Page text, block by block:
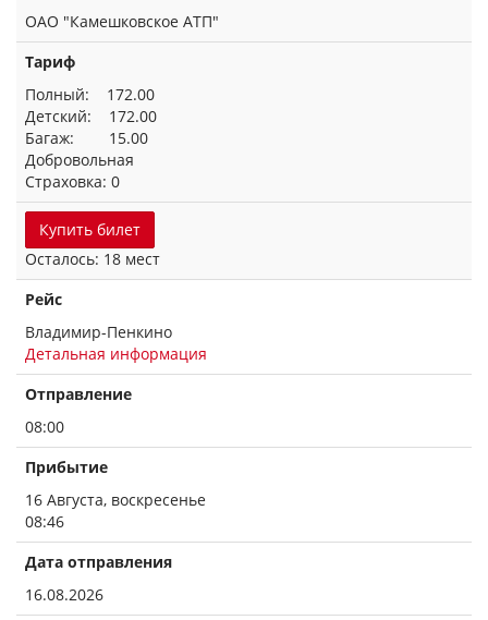
ОАО "Камешковское АТП"
Тариф
Полный: 172.00
Детский: 172.00
Багаж: 15.00
Добровольная
Страховка: 0
Купить билет
Осталось: 18 мест
Рейс
Владимир-Пенкино
Детальная информация
Отправление
08:00
Прибытие
16 Августа, воскресенье
08:46
Дата отправления
16.08.2026